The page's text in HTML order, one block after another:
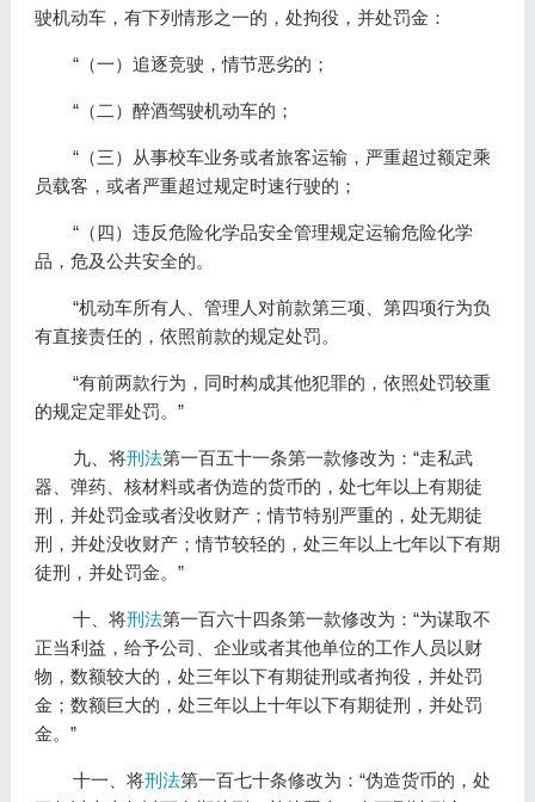
驶机动车，有下列情形之一的，处拘役，并处罚金：
“（一）追逐竞驶，情节恶劣的；
“（二）醉酒驾驶机动车的；
“（三）从事校车业务或者旅客运输，严重超过额定乘
员载客，或者严重超过规定时速行驶的；
“（四）违反危险化学品安全管理规定运输危险化学
品，危及公共安全的。
“机动车所有人、管理人对前款第三项、第四项行为负
有直接责任的，依照前款的规定处罚。
“有前两款行为，同时构成其他犯罪的，依照处罚较重
的规定定罪处罚。”
九、将刑法第一百五十一条第一款修改为：“走私武
器、弹药、核材料或者伪造的货币的，处七年以上有期徒
刑，并处罚金或者没收财产；情节特别严重的，处无期徒
刑，并处没收财产；情节较轻的，处三年以上七年以下有期
徒刑，并处罚金。”
十、将刑法第一百六十四条第一款修改为：“为谋取不
正当利益，给予公司、企业或者其他单位的工作人员以财
物，数额较大的，处三年以下有期徒刑或者拘役，并处罚
金；数额巨大的，处三年以上十年以下有期徒刑，并处罚
金。”
十一、将刑法第一百七十条修改为：“伪造货币的，处